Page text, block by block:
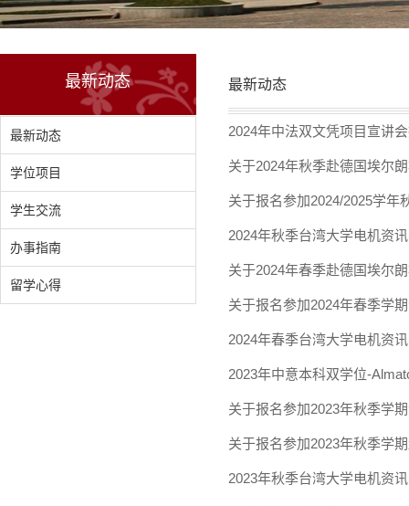
最新动态
最新动态
学位项目
学生交流
办事指南
留学心得
最新动态
2024年中法双文凭项目宣讲
关于2024年秋季赴德国埃尔
关于报名参加2024/2025学年
2024年秋季台湾大学电机资
关于2024年春季赴德国埃尔
关于报名参加2024年春季学
2024年春季台湾大学电机资
2023年中意本科双学位-
关于报名参加2023年秋季学
关于报名参加2023年秋季学
2023年秋季台湾大学电机资